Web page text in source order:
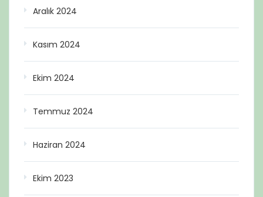
Aralık 2024
Kasım 2024
Ekim 2024
Temmuz 2024
Haziran 2024
Ekim 2023